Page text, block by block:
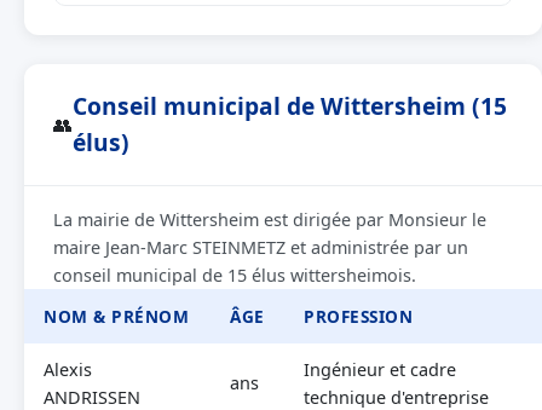
👥
Conseil municipal de Wittersheim (15
élus)
La mairie de Wittersheim est dirigée par Monsieur le
maire Jean-Marc STEINMETZ et administrée par un
conseil municipal de 15 élus wittersheimois.
NOM & PRÉNOM
ÂGE PROFESSION
Alexis
ANDRISSEN
ans
Ingénieur et cadre
technique d'entreprise